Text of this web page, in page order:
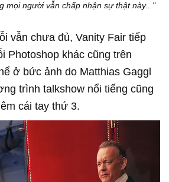
mọi người vẫn chấp nhận sự thật này..."
vẫn chưa đủ, Vanity Fair tiếp
Photoshop khác cũng trên
ở bức ảnh do Matthias Gaggl
trình talkshow nổi tiếng cũng
cái tay thứ 3.